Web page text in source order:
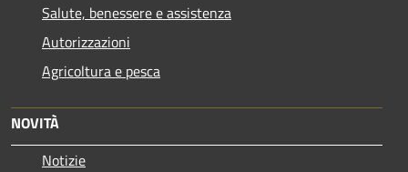
Salute, benessere e assistenza
Autorizzazioni
Agricoltura e pesca
NOVITÀ
Notizie